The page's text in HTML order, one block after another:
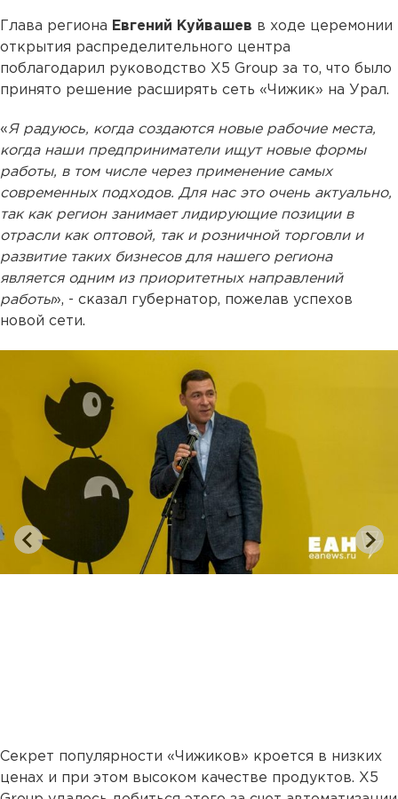
Глава региона Евгений Куйвашев в ходе церемонии
открытия распределительного центра
поблагодарил руководство X5 Group за то, что было
принято решение расширять сеть «Чижик» на Урал.
«Я радуюсь, когда создаются новые рабочие места,
когда наши предприниматели ищут новые формы
работы, в том числе через применение самых
современных подходов. Для нас это очень актуально,
так как регион занимает лидирующие позиции в
отрасли как оптовой, так и розничной торговли и
развитие таких бизнесов для нашего региона
является одним из приоритетных направлений
работы», - сказал губернатор, пожелав успехов
новой сети.
Секрет популярности «Чижиков» кроется в низких
ценах и при этом высоком качестве продуктов. X5